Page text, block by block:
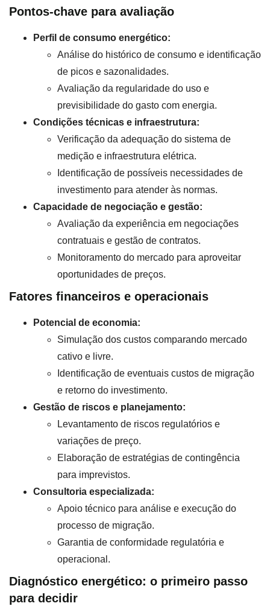
Pontos-chave para avaliação
Perfil de consumo energético:
Análise do histórico de consumo e identificação
de picos e sazonalidades.
Avaliação da regularidade do uso e
previsibilidade do gasto com energia.
Condições técnicas e infraestrutura:
Verificação da adequação do sistema de
medição e infraestrutura elétrica.
Identificação de possíveis necessidades de
investimento para atender às normas.
Capacidade de negociação e gestão:
Avaliação da experiência em negociações
contratuais e gestão de contratos.
Monitoramento do mercado para aproveitar
oportunidades de preços.
Fatores financeiros e operacionais
Potencial de economia:
Simulação dos custos comparando mercado
cativo e livre.
Identificação de eventuais custos de migração
e retorno do investimento.
Gestão de riscos e planejamento:
Levantamento de riscos regulatórios e
variações de preço.
Elaboração de estratégias de contingência
para imprevistos.
Consultoria especializada:
Apoio técnico para análise e execução do
processo de migração.
Garantia de conformidade regulatória e
operacional.
Diagnóstico energético: o primeiro passo
para decidir